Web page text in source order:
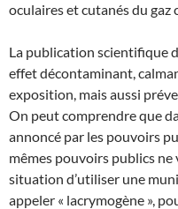
oculaires et cutanés du gaz
La publication scientifique
effet décontaminant,
exposition, mais aussi
On peut comprendre que
annoncé par les pouvoirs
mêmes pouvoirs publics
situation d’utiliser une
appeler « lacrymogène »,